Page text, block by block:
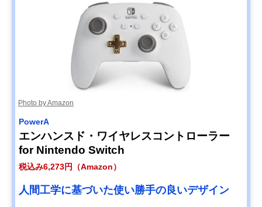
Photo by Amazon
PowerA
エンハンスド・ワイヤレスコントローラー
for Nintendo Switch
税込み6,273円（Amazon）
人間工学に基づいた使い勝手の良いデザイン